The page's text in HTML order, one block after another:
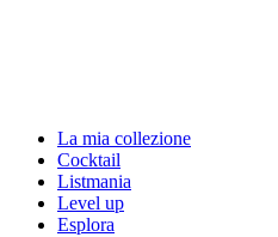
La mia collezione
Cocktail
Listmania
Level up
Esplora